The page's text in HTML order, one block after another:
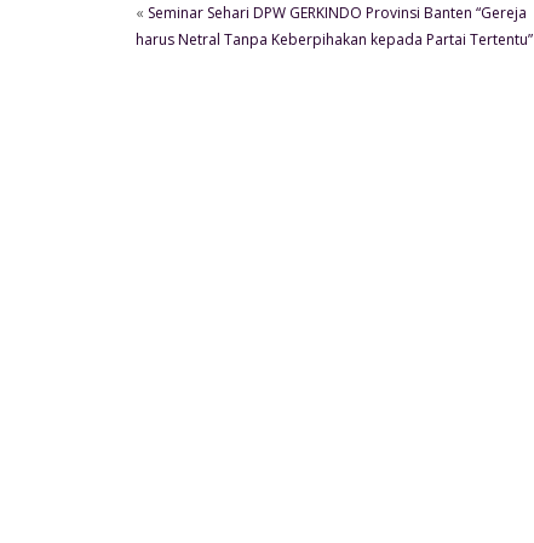
« Seminar Sehari DPW GERKINDO Provinsi Banten “Gereja
harus Netral Tanpa Keberpihakan kepada Partai Tertentu”